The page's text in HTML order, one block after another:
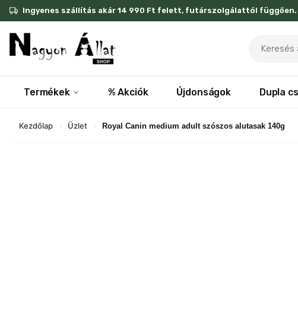
Skip
to
content
Ingyenes szállítás akár 14 990 Ft felett, futárszolgálattól függően.
search
Termékek % Akciók Újdonságok Dupla
Kezdőlap Üzlet Royal Canin medium adult szószos alutasak 140g